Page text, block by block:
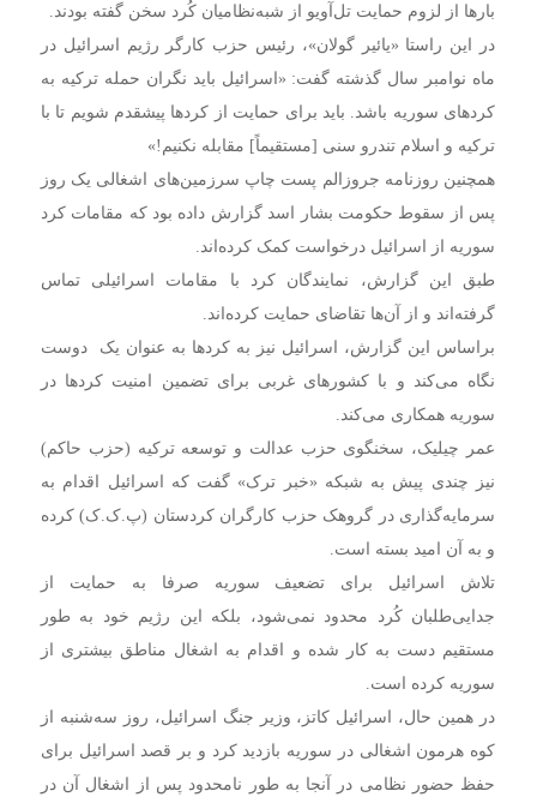
بارها از لزوم حمایت تل‌آویو از شبه‌نظامیان کُرد سخن گفته بودند.
در این راستا «یائیر گولان»، رئیس حزب کارگر رژیم اسرائیل در
ماه نوامبر سال گذشته گفت: «اسرائیل باید نگران حمله ترکیه به
کردهای سوریه باشد. باید برای حمایت از کردها پیشقدم شویم تا با
ترکیه و اسلام تندرو سنی [مستقیماً] مقابله نکنیم!»
همچنین روزنامه جروزالم پست چاپ سرزمین‌های اشغالی یک روز
پس از سقوط حکومت بشار اسد گزارش داده بود که مقامات کرد
سوریه از اسرائیل درخواست کمک کرده‌اند.
طبق این گزارش، نمایندگان کرد با مقامات اسرائیلی تماس
گرفته‌اند و از آن‌ها تقاضای حمایت کرده‌اند.
براساس این گزارش، اسرائیل نیز به کردها به عنوان یک دوست
نگاه می‌کند و با کشورهای غربی برای تضمین امنیت کردها در
سوریه همکاری می‌کند.
عمر چیلیک، سخنگوی حزب عدالت و توسعه ترکیه (حزب حاکم)
نیز چندی پیش به شبکه «خبر ترک» گفت که اسرائیل اقدام به
سرمایه‌گذاری در گروهک حزب کارگران کردستان (پ.ک.ک) کرده
و به آن امید بسته است.
تلاش اسرائیل برای تضعیف سوریه صرفا به حمایت از
جدایی‌طلبان کُرد محدود نمی‌شود، بلکه این رژیم خود به طور
مستقیم دست به کار شده و اقدام به اشغال مناطق بیشتری از
سوریه کرده است.
در همین حال، اسرائیل کاتز، وزیر جنگ اسرائیل، روز سه‌شنبه از
کوه هرمون اشغالی در سوریه بازدید کرد و بر قصد اسرائیل برای
حفظ حضور نظامی در آنجا به طور نامحدود پس از اشغال آن در